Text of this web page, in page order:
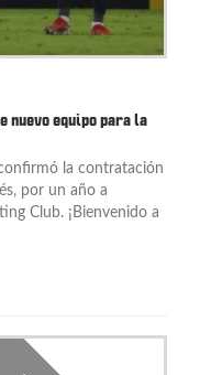
nuevo equipo para la
la contratación
por un año a
Club. ¡Bienvenido a